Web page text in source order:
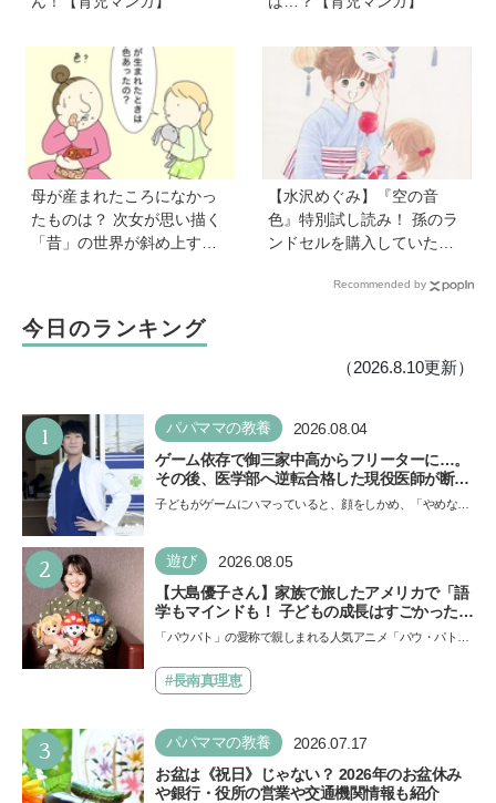
母が産まれたころになかっ
たものは？ 次女が思い描く
「昔」の世界が斜め上すぎ
【水沢めぐみ】『空の音
色』特別試し読み！ 孫のラ
ンドセルを購入していた
ょっと苦手で…《最新５巻
Recommended by
今日のランキング
（2026.8.10更新）
1 パパママの教養 2026.08.04
ゲーム依存で御三家中高からフリーターに…。
その後、医学部へ逆転合格した現役医師が断言
「ゲームの経験が受験勉強に役立った」そう考
子どもがゲームにハマっていると、顔をしかめ、「やめなさ
い…
2 遊び 2026.08.05
【大島優子さん】家族で旅したアメリカで「語
学もマインドも！ 子どもの成長はすごかった」
声優をつとめた映画『パウ・パトロール ザ・ダ
できると子どもに知ってほしい
「パウパト」の愛称で親しまれる人気アニメ「パウ・パトロ
ザ…#長南真理恵
3 パパママの教養 2026.07.17
お盆は《祝日》じゃない？ 2026年のお盆休み
や銀行・役所の営業や交通機関情報も紹介